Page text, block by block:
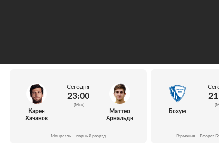
Карен
Хачанов
Сегодня
23:00
(Мск)
Маттео
Арнальди
Монреаль — парный разряд
Бохум
Германия — Вторая